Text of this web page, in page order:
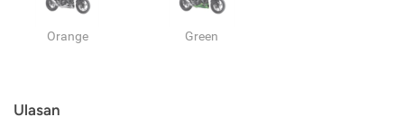
Orange Green
Ulasan